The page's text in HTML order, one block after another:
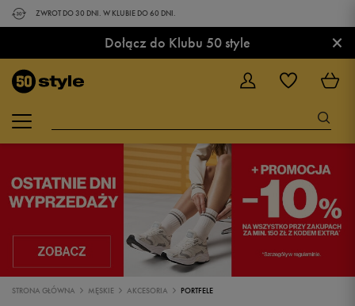
ZWROT DO 30 DNI. W KLUBIE DO 60 DNI.
Dołącz do Klubu 50 style ×
STRONA GŁÓWNA MĘSKIE AKCESORIA PORTFELE